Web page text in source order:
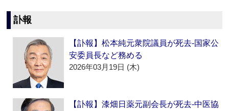
訃報
【訃報】松本純元衆院議員が死去‐国家公
安委員長など務める
2026年03月19日 (木)
【訃報】漆畑日薬元副会長が死去‐中医協